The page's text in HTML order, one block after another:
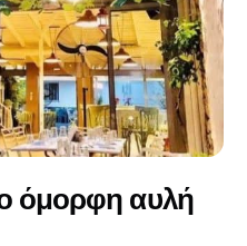
όμορφη αυλή